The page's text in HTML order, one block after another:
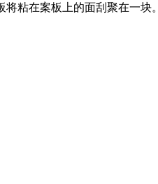
粘在案板上的面刮聚在一块。